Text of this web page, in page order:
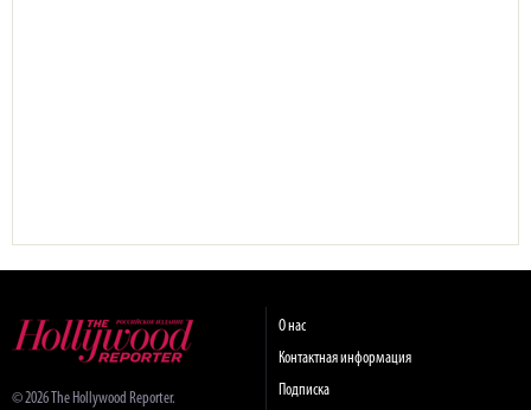
© 2026 The Hollywood Reporter.
О нас
Контактная информация
Подписка